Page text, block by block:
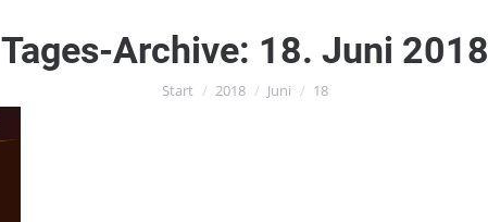
Tages-Archive: 18. Juni 2018
Sie befinden sich hier:
Start 2018 Juni 18